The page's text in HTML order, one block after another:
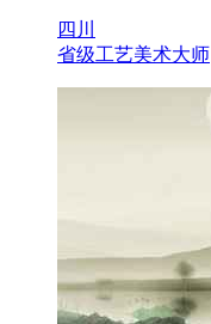
四川
省级工艺美术大师